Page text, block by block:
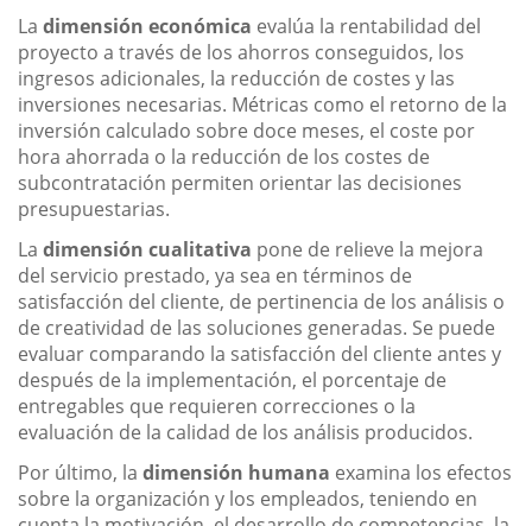
La dimensión económica evalúa la rentabilidad del
proyecto a través de los ahorros conseguidos, los
ingresos adicionales, la reducción de costes y las
inversiones necesarias. Métricas como el retorno de la
inversión calculado sobre doce meses, el coste por
hora ahorrada o la reducción de los costes de
subcontratación permiten orientar las decisiones
presupuestarias.
La dimensión cualitativa pone de relieve la mejora
del servicio prestado, ya sea en términos de
satisfacción del cliente, de pertinencia de los análisis o
de creatividad de las soluciones generadas. Se puede
evaluar comparando la satisfacción del cliente antes y
después de la implementación, el porcentaje de
entregables que requieren correcciones o la
evaluación de la calidad de los análisis producidos.
Por último, la dimensión humana examina los efectos
sobre la organización y los empleados, teniendo en